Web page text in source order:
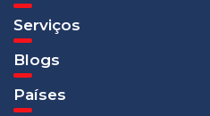
Serviços
Blogs
Países